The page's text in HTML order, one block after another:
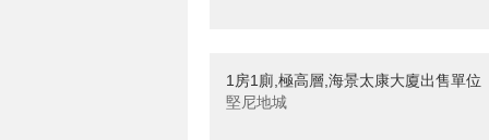
1房1廁,極高層,海景太康大廈出售單位
堅尼地城